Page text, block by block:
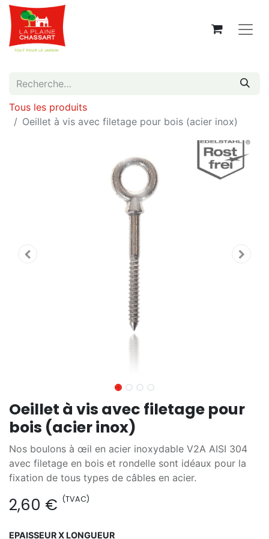
Tous les produits
Oeillet à vis avec filetage pour bois (acier inox)
Oeillet à vis avec filetage pour
bois (acier inox)
Nos boulons à œil en acier inoxydable V2A AISI 304
avec filetage en bois et rondelle sont idéaux pour la
fixation de tous types de câbles en acier.
2,60 € (TVAC)
EPAISSEUR X LONGUEUR